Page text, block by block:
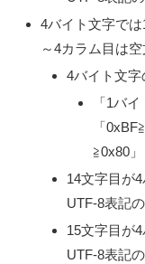
4バイト文字で
～4カラム目は
4バイト文字
「1バ
「
≧0x80」
14文字目が
UTF-8表記
15文字目が
UTF-8表記